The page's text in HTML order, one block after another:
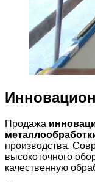
Продажа
производства.
высокоточного
качественную